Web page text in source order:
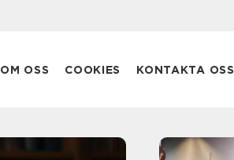
OM OSS COOKIES KONTAKTA OSS